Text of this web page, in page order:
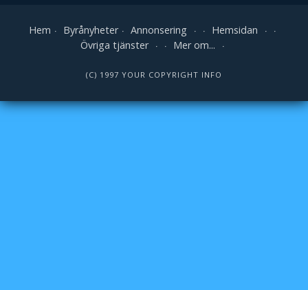
Hem Byrånyheter Annonsering
Hemsidan
Övriga tjänster
Mer om...
(C) 1997 YOUR COPYRIGHT INFO